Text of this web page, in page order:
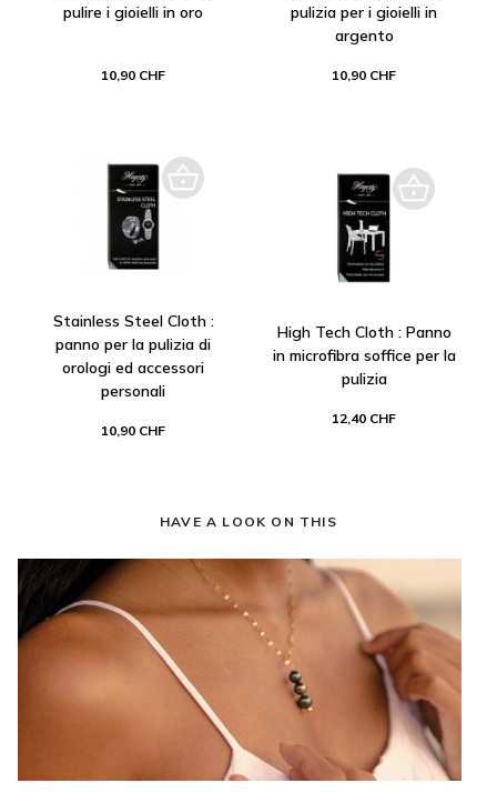
pulire i gioielli in oro
10,90 CHF
pulizia per i gioielli in
argento
10,90 CHF
Stainless Steel Cloth :
panno per la pulizia di
orologi ed accessori
personali
10,90 CHF
High Tech Cloth : Panno
in microfibra soffice per la
pulizia
12,40 CHF
HAVE A LOOK ON THIS